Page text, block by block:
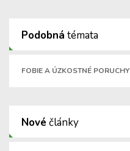
Podobná témata
FOBIE A ÚZKOSTNÉ PORUCHY
Nové články